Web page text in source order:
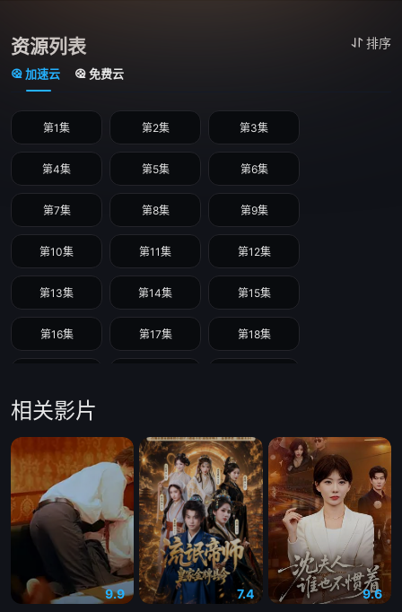
资源列表 排序
加速云 免费云
第1集 第2集 第3集
第4集 第5集 第6集
第7集 第8集 第9集
第10集 第11集 第12集
第13集 第14集 第15集
第16集 第17集 第18集
第22集
第25集 第26集 第27集
第28集 第29集 第30集
第31集 第32集 第33集
第34集 第35集 第36集
相关影片
9.9
7.4
9.6